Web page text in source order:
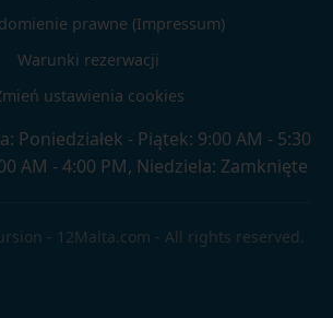
prawne (Impressum)
Warunki rezerwacji
ustawienia cookies
Poniedziałek - Piątek: 9:00 AM - 5:30
AM - 4:00 PM, Niedziela: Zamknięte
- 12Malta.com - All rights reserved.